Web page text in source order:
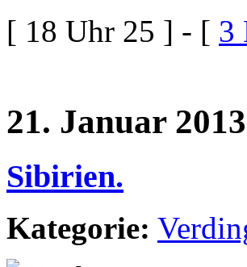
[ 18 Uhr 25 ] - [ 3
21. Januar 2013
Sibirien.
Kategorie: